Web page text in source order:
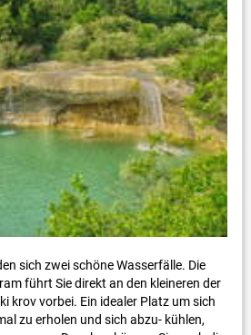
sich zwei schöne Wasserfälle. Die
führt Sie direkt an den kleineren der
krov vorbei. Ein idealer Platz um sich
zu erholen und sich abzu- kühlen,